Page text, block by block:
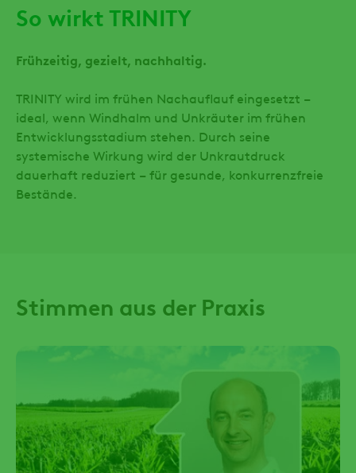
So wirkt TRINITY
Frühzeitig, gezielt, nachhaltig.
TRINITY wird im frühen Nachauflauf eingesetzt –
ideal, wenn Windhalm und Unkräuter im frühen
Entwicklungsstadium stehen. Durch seine
systemische Wirkung wird der Unkrautdruck
dauerhaft reduziert – für gesunde, konkurrenzfreie
Bestände.
Stimmen aus der Praxis